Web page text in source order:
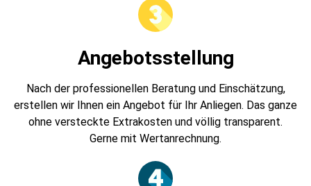
Angebotsstellung
Nach der professionellen Beratung und Einschätzung,
erstellen wir Ihnen ein Angebot für Ihr Anliegen. Das ganze
ohne versteckte Extrakosten und völlig transparent.
Gerne mit Wertanrechnung.